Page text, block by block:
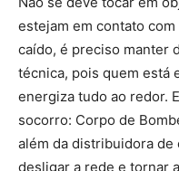
estejam em contato
caído, é preciso manter
técnica, pois quem está
energiza tudo ao redor.
socorro: Corpo de
além da distribuidora
desligar a rede e tornar